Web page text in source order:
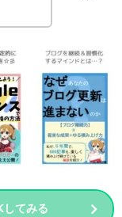
てみる